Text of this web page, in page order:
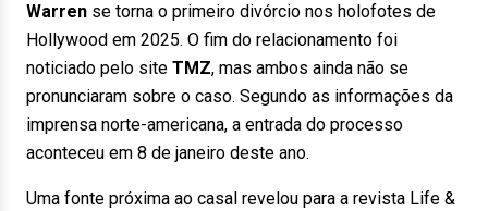
Warren se torna o primeiro divórcio nos holofotes de
Hollywood em 2025. O fim do relacionamento foi
noticiado pelo site TMZ, mas ambos ainda não se
pronunciaram sobre o caso. Segundo as informações da
imprensa norte-americana, a entrada do processo
aconteceu em 8 de janeiro deste ano.
Uma fonte próxima ao casal revelou para a revista Life &